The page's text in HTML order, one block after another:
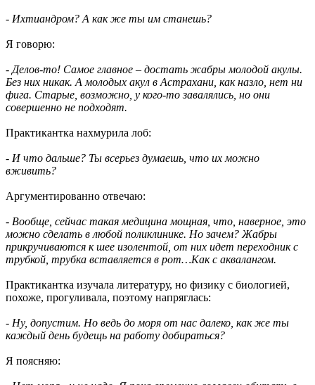
- Ихтиандром? А как же ты им станешь?
Я говорю:
- Делов-то! Самое главное – достать жабры молодой акулы.
Без них никак. А молодых акул в Астрахани, как назло, нет ни
фига. Старые, возможно, у кого-то завалялись, но они
совершенно не подходят.
Практикантка нахмурила лоб:
- И что дальше? Ты всерьез думаешь, что их можно
вживить?
Аргументированно отвечаю:
- Вообще, сейчас такая медицина мощная, что, наверное, это
можно сделать в любой поликлинике. Но зачем? Жабры
прикручиваются к шее изолентой, от них идет переходник с
трубкой, трубка вставляется в рот…Как с аквалангом.
Практикантка изучала литературу, но физику с биологией,
похоже, прогуливала, поэтому напряглась:
- Ну, допустим. Но ведь до моря от нас далеко, как же ты
каждый день будещь на работу добираться?
Я поясняю: